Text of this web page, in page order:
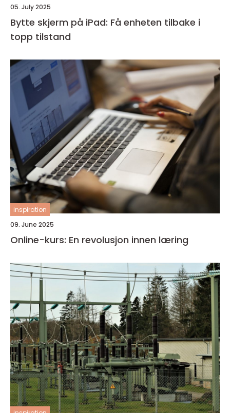
05. July 2025
Bytte skjerm på iPad: Få enheten tilbake i
topp tilstand
inspiration
09. June 2025
Online-kurs: En revolusjon innen læring